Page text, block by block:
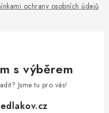
ochrany osobních údajů
s výběrem
Jsme tu pro vás!